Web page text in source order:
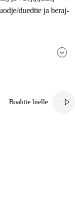
duedtie ja beraj-
Boahtte bielle